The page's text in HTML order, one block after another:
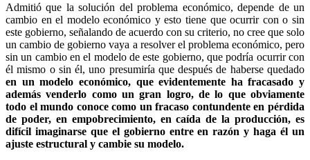
Admitió que la solución del problema económico, depende de un
cambio en el modelo económico y esto tiene que ocurrir con o sin
este gobierno, señalando de acuerdo con su criterio, no cree que solo
un cambio de gobierno vaya a resolver el problema económico, pero
sin un cambio en el modelo de este gobierno, que podría ocurrir con
él mismo o sin él, uno presumiría que después de haberse quedado
en un modelo económico, que evidentemente ha fracasado y
además venderlo como un gran logro, de lo que obviamente
todo el mundo conoce como un fracaso contundente en pérdida
de poder, en empobrecimiento, en caída de la producción, es
difícil imaginarse que el gobierno entre en razón y haga él un
ajuste estructural y cambie su modelo.